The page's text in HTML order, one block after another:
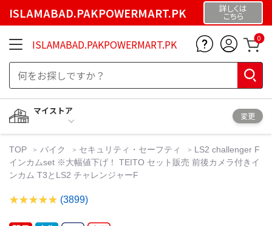
ISLAMABAD.PAKPOWERMART.PK 詳しくは
こちら
ISLAMABAD.PAKPOWERMART.PK 0
マイストア
変更
TOP バイク セキュリティ・セーフティ
LS2 challenger F
インカムset ※大幅値下げ！ TEITO セット販売 前後カメラ付きイ
ンカム T3とLS2 チャレンジャーF
(3899)